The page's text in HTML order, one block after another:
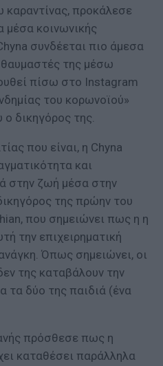
προκάλεσε
μέσα κοινωνικής
συνδέεται πιο άμεσα
θαυμαστές της μέσω
πίσω στο Instagram
του κορωνοϊού»
δικηγόρος της.
που είναι, η Chyna
και
στην ζωή μέσα στην
της πρώην του
που σημειώνει πως η η
την επιχειρηματική
Όπως σημειώνει, οι
της καταβάλουν την
τα δύο της παιδιά (ένα
πρόσθεσε πως η
καταθέσει παράλληλα